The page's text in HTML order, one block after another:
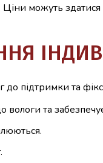
можуть
підтримки та
та